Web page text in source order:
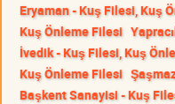
Eryaman - Kuş Filesi, Kuş
Kuş Önleme Filesi
İvedik - Kuş Filesi, Kuş
Kuş Önleme Filesi
Başkent Sanayisi - Kuş